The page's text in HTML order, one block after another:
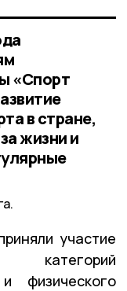
«Спорт
в стране,
жизни и
участие
категорий
физического